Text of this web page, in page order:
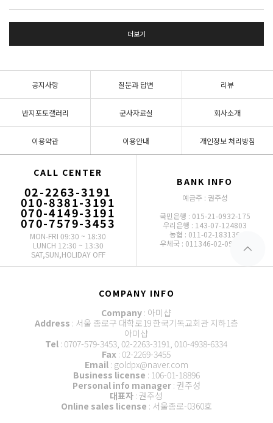
더보기
공지사항 질문과 답변 리뷰
반지포토갤러리 군사자료실 회사소개
이용약관 이용안내 개인정보 처리방침
CALL CENTER
02-2263-3191
010-8381-3191
070-4149-3191
070-7579-3453
MON-FRI 09:30 ~ 18:30
LUNCH 12:30 ~ 13:30
SAT,SUN,HOLIDAY OFF
BANK INFO
예금주 : 권주성
국민은행 : 015-21-0932-175
우리은행 : 143-07-124803
농협 : 011-02-183136
우체국 : 011346-02-093772
COMPANY INFO
Company : 아미샵
Address : 서울 종로구 대학로19 한국기독교회관 지하1층
아미샵
Tel : 0707-579-3453, 02-2263-3191, 010-4938-6334
Fax : 02-2269-3455
Email: goldpx@naver.com
Business license : 106-01-18896
Personal info manager: 권주성
대표자 : 권주성
Online sales license : 서울종로-0360호